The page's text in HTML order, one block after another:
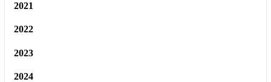
2021
2022
2023
2024